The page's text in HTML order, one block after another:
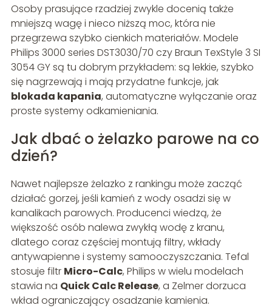
Osoby prasujące rzadziej zwykle docenią także
mniejszą wagę i nieco niższą moc, która nie
przegrzewa szybko cienkich materiałów. Modele
Philips 3000 series DST3030/70 czy Braun TexStyle 3 SI
3054 GY są tu dobrym przykładem: są lekkie, szybko
się nagrzewają i mają przydatne funkcje, jak
blokada kapania, automatyczne wyłączanie oraz
proste systemy odkamieniania.
Jak dbać o żelazko parowe na co
dzień?
Nawet najlepsze żelazko z rankingu może zacząć
działać gorzej, jeśli kamień z wody osadzi się w
kanalikach parowych. Producenci wiedzą, że
większość osób nalewa zwykłą wodę z kranu,
dlatego coraz częściej montują filtry, wkłady
antywapienne i systemy samooczyszczania. Tefal
stosuje filtr Micro-Calc, Philips w wielu modelach
stawia na Quick Calc Release, a Zelmer dorzuca
wkład ograniczający osadzanie kamienia.